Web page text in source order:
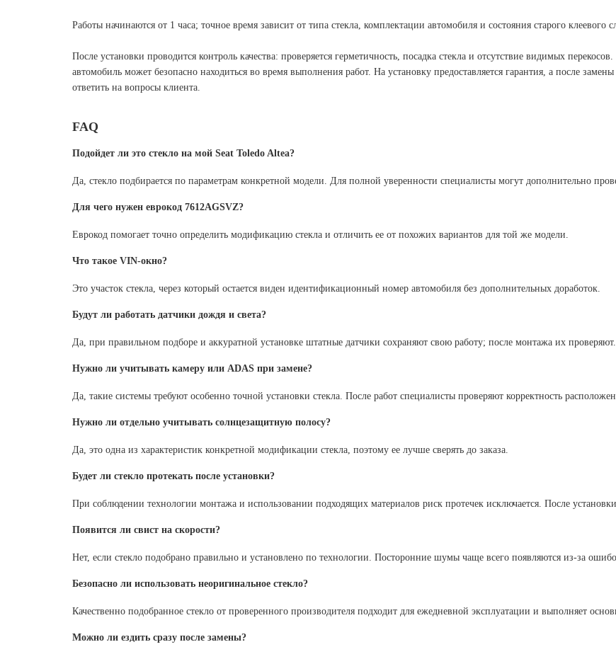
Работы начинаются от 1 часа; точное время зависит от типа стекла, комплектации автомобиля и состояния старого клеевого
После установки проводится контроль качества: проверяется герметичность, посадка стекла и отсутствие видимых
автомобиль может безопасно находиться во время выполнения работ. На установку предоставляется гарантия, а после
ответить на вопросы клиента.
FAQ
Подойдет ли это стекло на мой Seat Toledo Altea?
Да, стекло подбирается по параметрам конкретной модели. Для полной уверенности специалисты могут дополнительно
Для чего нужен еврокод 7612AGSVZ?
Еврокод помогает точно определить модификацию стекла и отличить ее от похожих вариантов для той же модели.
Что такое VIN-окно?
Это участок стекла, через который остается виден идентификационный номер автомобиля без дополнительных доработок.
Будут ли работать датчики дождя и света?
Да, при правильном подборе и аккуратной установке штатные датчики сохраняют свою работу; после монтажа их проверяют.
Нужно ли учитывать камеру или ADAS при замене?
Да, такие системы требуют особенно точной установки стекла. После работ специалисты проверяют корректность
Нужно ли отдельно учитывать солнцезащитную полосу?
Да, это одна из характеристик конкретной модификации стекла, поэтому ее лучше сверять до заказа.
Будет ли стекло протекать после установки?
При соблюдении технологии монтажа и использовании подходящих материалов риск протечек исключается. После
Появится ли свист на скорости?
Нет, если стекло подобрано правильно и установлено по технологии. Посторонние шумы чаще всего появляются из-за
Безопасно ли использовать неоригинальное стекло?
Качественно подобранное стекло от проверенного производителя подходит для ежедневной эксплуатации и выполняет
Можно ли ездить сразу после замены?